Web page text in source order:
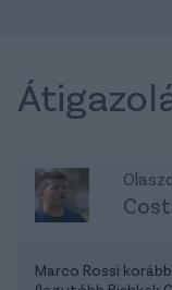
Marco Rossi